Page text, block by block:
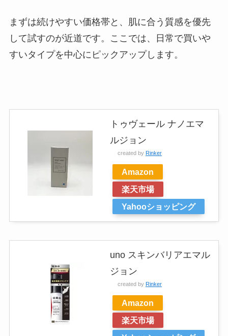
まずは続けやすい価格帯と、肌に合う質感を優先
して試すのが近道です。ここでは、日常で買いや
すいタイプを中心にピックアップします。
トゥヴェール ナノエマ
ルジョン
created by Rinker
Amazon
楽天市場
Yahooショッピング
uno スキンバリアエマル
ジョン
created by Rinker
Amazon
楽天市場